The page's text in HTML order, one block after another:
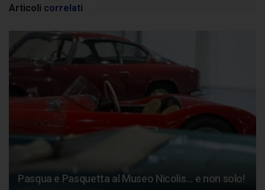
Articoli correlati
Pasqua e Pasquetta al Museo Nicolis… e non solo!